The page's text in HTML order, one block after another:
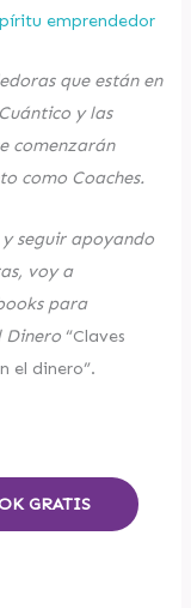
emprendedor
que están en
y las
comenzarán
como Coaches.
seguir apoyando
voy a
para
Dinero “Claves
el dinero”.
GRATIS